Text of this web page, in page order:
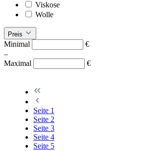
Viskose
Wolle
Preis
Minimal
€
–
Maximal
€
Seite 1
Seite 2
Seite 3
Seite 4
Seite 5